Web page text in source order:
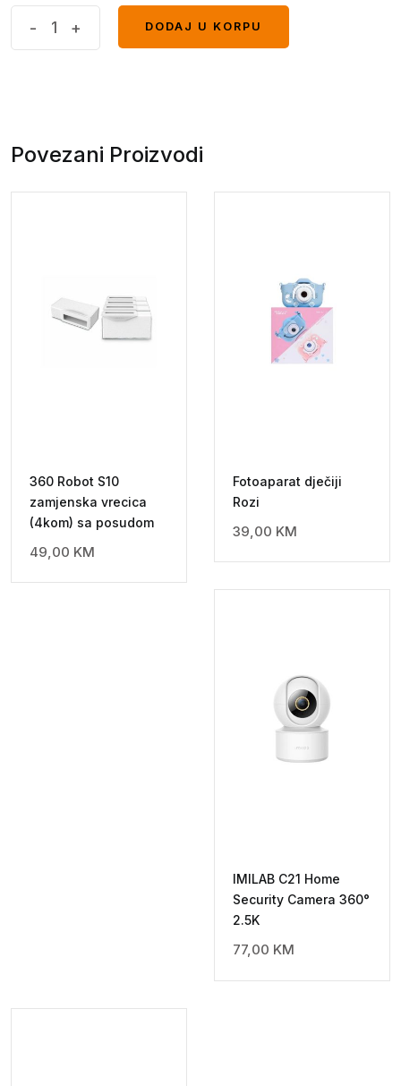
quantity
- +
DODAJ U KORPU
Povezani Proizvodi
360 Robot S10
zamjenska vrecica
(4kom) sa posudom
49,00 KM
Fotoaparat dječiji
Rozi
39,00 KM
IMILAB C21 Home
Security Camera 360°
2.5K
77,00 KM